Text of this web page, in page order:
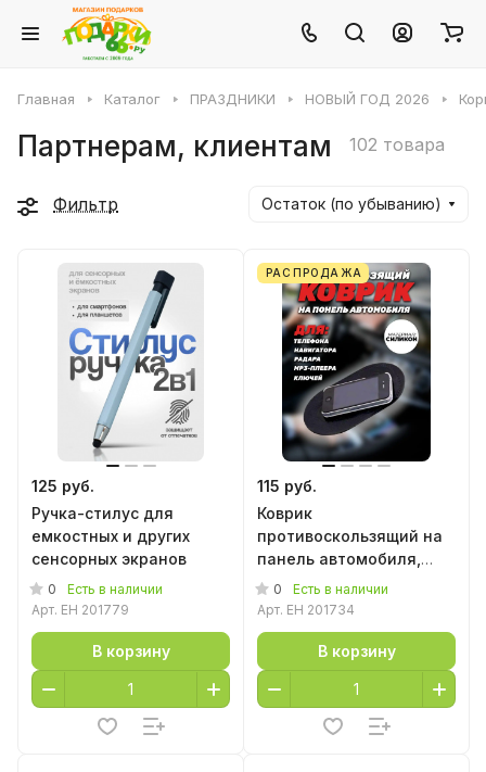
Главная Каталог ПРАЗДНИКИ НОВЫЙ ГОД 2026
Партнерам, клиентам 102 товара
Фильтр Остаток (по убыванию)
125 руб.
Ручка-стилус для
емкостных и других
сенсорных экранов
0
Есть в наличии
Арт. EH 201779
В корзину
РАСПРОДАЖА
115 руб.
Коврик
противоскользящий на
панель автомобиля,
12*18 см
0
Есть в наличии
Арт. EH 201734
В корзину